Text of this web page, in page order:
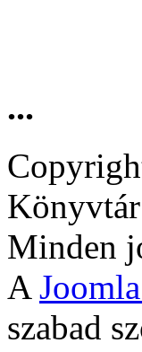
...
Minden
A
szabad